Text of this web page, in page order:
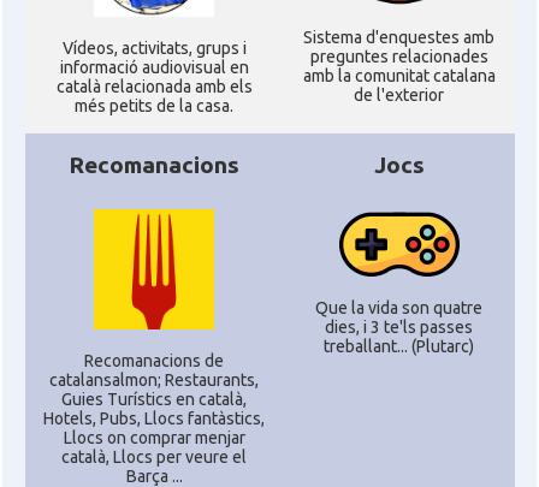
Ví­deos, activitats, grups i
informació audiovisual en
català relacionada amb els
més petits de la casa.
Sistema d'enquestes amb
preguntes relacionades
amb la comunitat catalana
de l'exterior
Recomanacions
Recomanacions de
catalansalmon; Restaurants,
Guies Turístics en català,
Hotels, Pubs, Llocs fantàstics,
Llocs on comprar menjar
català, Llocs per veure el
Barça ...
Jocs
Que la vida son quatre
dies, i 3 te'ls passes
treballant... (Plutarc)